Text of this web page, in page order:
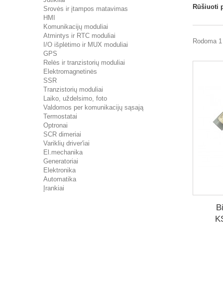
Srovės ir įtampos matavimas
HMI
Komunikacijų moduliai
Atmintys ir RTC moduliai
I/O išplėtimo ir MUX moduliai
GPS
Relės ir tranzistorių moduliai
Elektromagnetinės
SSR
Tranzistorių moduliai
Laiko, uždelsimo, foto
Valdomos per komunikacijų sąsają
Termostatai
Optronai
SCR dimeriai
Variklių driver'iai
El.mechanika
Generatoriai
Elektronika
Automatika
Įrankiai
Rūšiuoti
Rodoma